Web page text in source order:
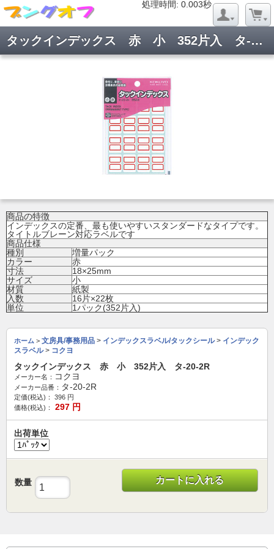
処理時間: 0.003秒
タックインデックス 赤 小 352片入 タ-20-2R
商品の特徴
インデックスの定番、最も使いやすいスタンダードなタイプです。
タイトルブレーン対応ラベルです
商品仕様
種別
増量パック
カラー
赤
寸法
18×25mm
サイズ
小
材質
紙製
入数
16片×22枚
単位
1パック(352片入)
ホーム > 文房具/事務用品 > インデックスラベル/タックシール> インデック
スラベル> コクヨ
タックインデックス 赤 小 352片入 タ-20-2R
メーカー名： コクヨ
メーカー品番： タ-20-2R
定価(税込)： 396 円
価格(税込)：
297 円
出荷単位
数量 カートに入れる
処理時間: 0.019秒